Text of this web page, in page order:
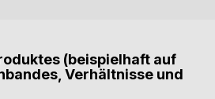
(beispielhaft auf
Verhältnisse und